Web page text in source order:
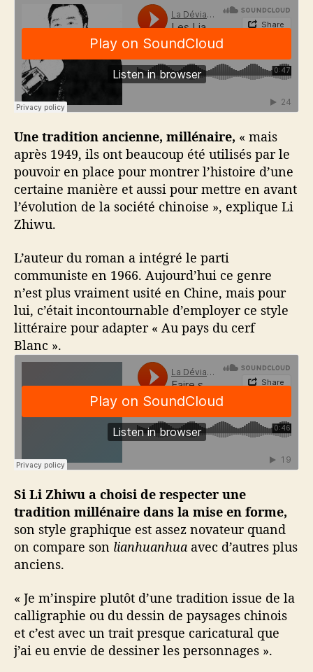
Une tradition ancienne, millénaire, « mais
après 1949, ils ont beaucoup été utilisés par le
pouvoir en place pour montrer l’histoire d’une
certaine manière et aussi pour mettre en avant
l’évolution de la société chinoise », explique Li
Zhiwu.
L’auteur du roman a intégré le parti
communiste en 1966. Aujourd’hui ce genre
n’est plus vraiment usité en Chine, mais pour
lui, c’était incontournable d’employer ce style
littéraire pour adapter « Au pays du cerf
Blanc ».
Si Li Zhiwu a choisi de respecter une
tradition millénaire dans la mise en forme,
son style graphique est assez novateur quand
on compare son lianhuanhua avec d’autres plus
anciens.
« Je m’inspire plutôt d’une tradition issue de la
calligraphie ou du dessin de paysages chinois
et c’est avec un trait presque caricatural que
j’ai eu envie de dessiner les personnages ».